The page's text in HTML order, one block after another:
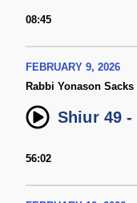
08:45
FEBRUARY 9, 2026
Rabbi Yonason Sacks
56:02